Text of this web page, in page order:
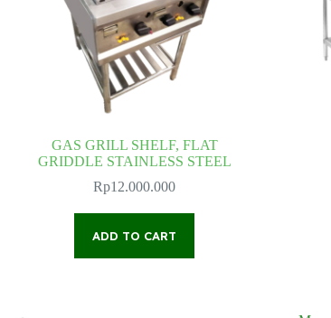
GAS GRILL SHELF, FLAT
GRIDDLE STAINLESS STEEL
Rp12.000.000
ADD TO CART